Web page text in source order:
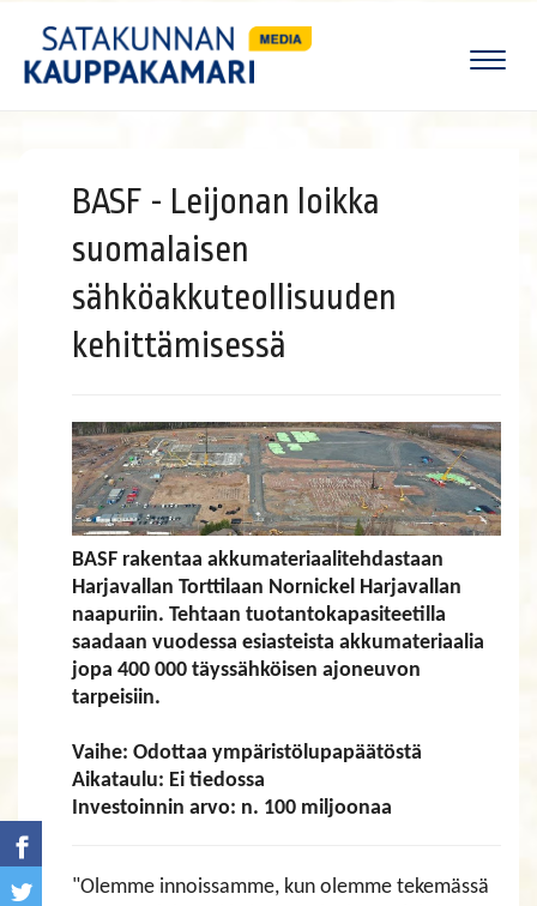
BASF - Leijonan loikka
suomalaisen
sähköakkuteollisuuden
kehittämisessä
BASF rakentaa akkumateriaalitehdastaan
Harjavallan Torttilaan Nornickel Harjavallan
naapuriin. Tehtaan tuotantokapasiteetilla
saadaan vuodessa esiasteista akkumateriaalia
jopa 400 000 täyssähköisen ajoneuvon
tarpeisiin.
Vaihe: Odottaa ympäristölupapäätöstä
Aikataulu: Ei tiedossa
Investoinnin arvo: n. 100 miljoonaa
"Olemme innoissamme, kun olemme tekemässä